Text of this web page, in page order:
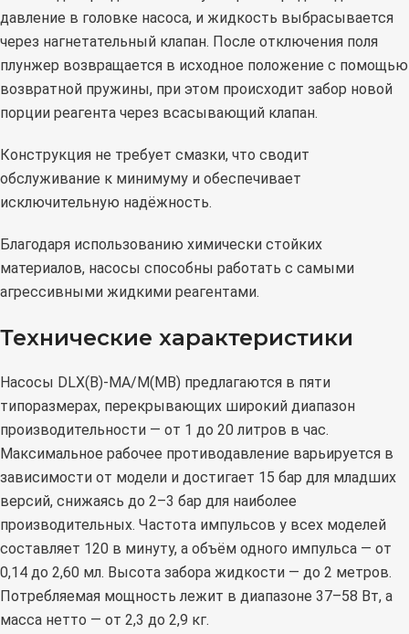
давление в головке насоса, и жидкость выбрасывается
через нагнетательный клапан. После отключения поля
плунжер возвращается в исходное положение с помощью
возвратной пружины, при этом происходит забор новой
порции реагента через всасывающий клапан.
Конструкция не требует смазки, что сводит
обслуживание к минимуму и обеспечивает
исключительную надёжность.
Благодаря использованию химически стойких
материалов, насосы способны работать с самыми
агрессивными жидкими реагентами.
Технические характеристики
Насосы DLX(B)-MA/M(MB) предлагаются в пяти
типоразмерах, перекрывающих широкий диапазон
производительности — от 1 до 20 литров в час.
Максимальное рабочее противодавление варьируется в
зависимости от модели и достигает 15 бар для младших
версий, снижаясь до 2–3 бар для наиболее
производительных. Частота импульсов у всех моделей
составляет 120 в минуту, а объём одного импульса — от
0,14 до 2,60 мл. Высота забора жидкости — до 2 метров.
Потребляемая мощность лежит в диапазоне 37–58 Вт, а
масса нетто — от 2,3 до 2,9 кг.